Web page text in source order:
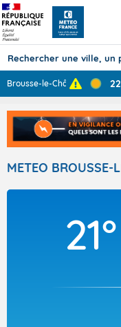
Brousse-le-Chât...
METEO BROUSSE-
21°